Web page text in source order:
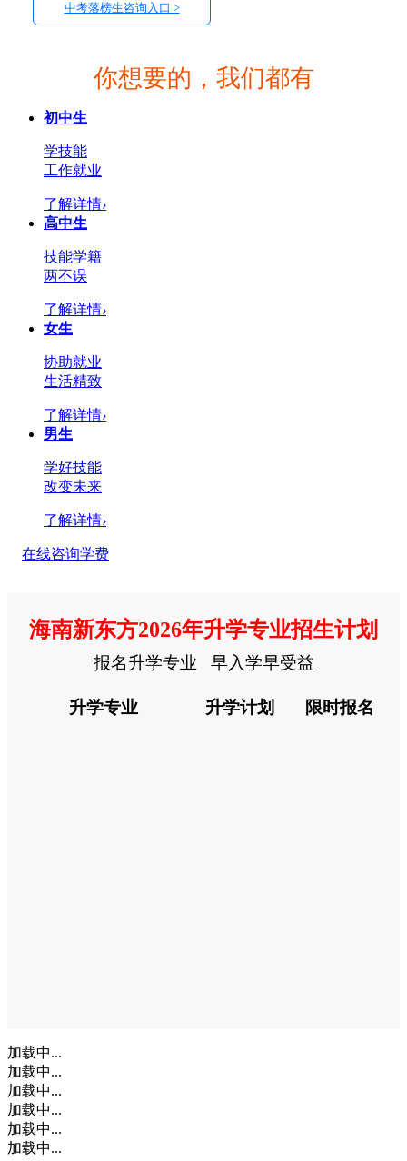
中考落榜生咨询入口 >
你想要的，我们都有
初中生
学技能
工作就业
了解详情›
高中生
技能学籍
两不误
了解详情›
女生
协助就业
生活精致
了解详情›
男生
学好技能
改变未来
了解详情›
在线咨询学费
海南新东方2026年升学专业招生计划
报名升学专业 早入学早受益
升学专业 升学计划 限时报名
加载中...
加载中...
加载中...
加载中...
加载中...
加载中...